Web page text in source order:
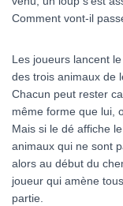
Comment vont-il
Les joueurs lancent
des trois animaux de
Chacun peut rester
même forme que lui,
Mais si le dé affiche
animaux qui ne sont
alors au début du
joueur qui amène
partie.